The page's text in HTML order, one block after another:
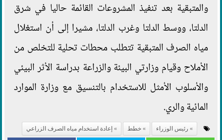
والمتبقية بعد تنفيذ المشروعات القائمة حاليا في شرق
الدلتا، ووسط الدلتا وغرب الدلتا، مشيرا إلى أن استغلال
مياه الصرف المتبقية تتطلب محطات تحلية للتخلص من
الأملاح وقيام وزارتي البيئة والزراعة بدراسة الأثر البيئي
والأسلوب الأمثل للاستخدام بالتنسيق مع وزارة الموارد
المائية والري.
رئيس الوزراء خطط إعادة استخدام مياه الصرف الزراعي